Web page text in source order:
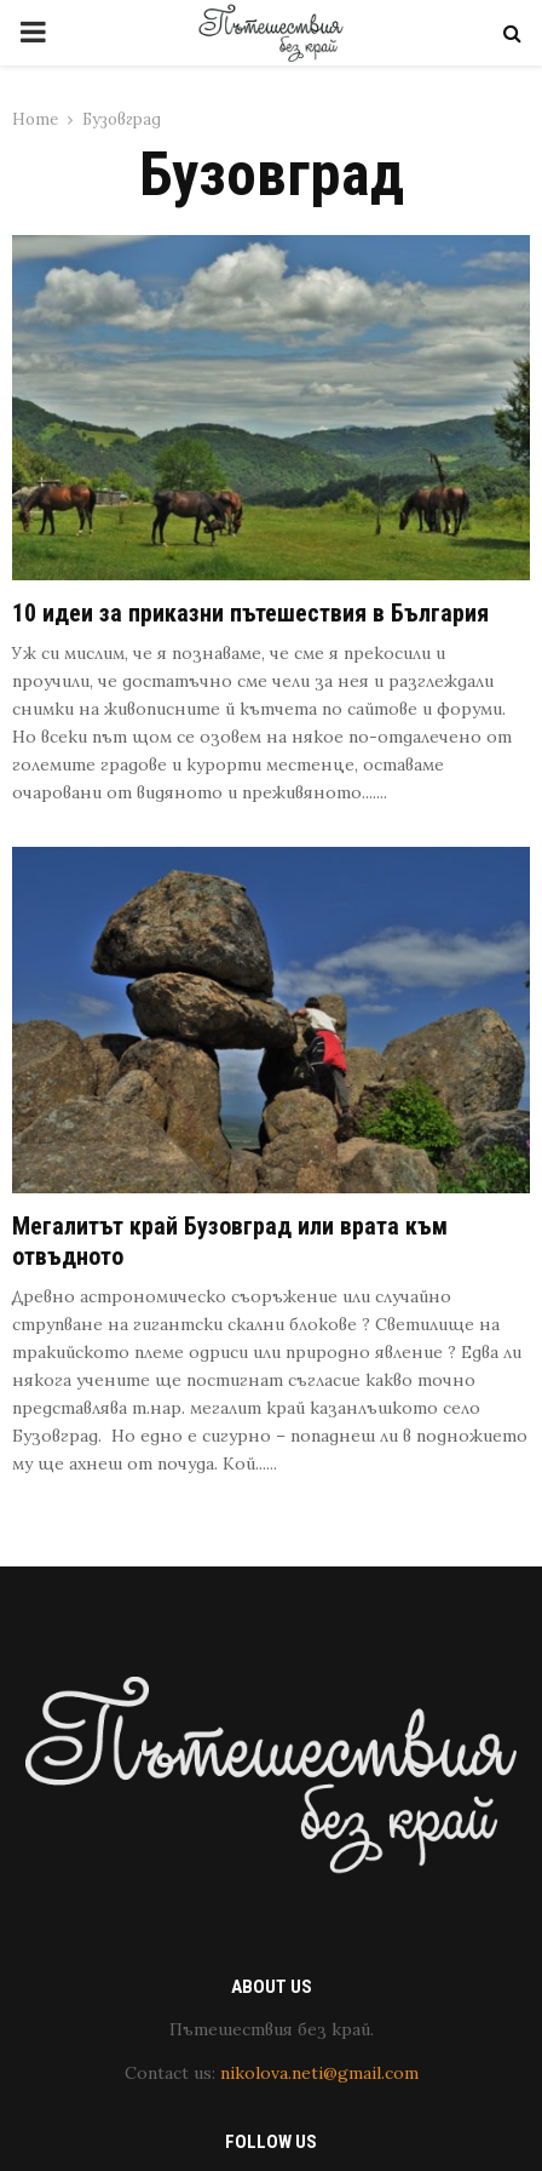
PRIMARY
Home Бузовград
Бузовград
10 идеи за приказни пътешествия в България
Уж си мислим, че я познаваме, че сме я прекосили и
проучили, че достатъчно сме чели за нея и разглеждали
снимки на живописните й кътчета по сайтове и форуми.
Но всеки път щом се озовем на някое по-отдалечено от
големите градове и курорти местенце, оставаме
очаровани от видяното и преживяното.......
Мегалитът край Бузовград или врата към
отвъдното
Древно астрономическо съоръжение или случайно
струпване на гигантски скални блокове ? Светилище на
тракийското племе одриси или природно явление ? Едва ли
някога учените ще постигнат съгласие какво точно
представлява т.нар. мегалит край казанлъшкото село
Бузовград. Но едно е сигурно – попаднеш ли в подножието
му ще ахнеш от почуда. Кой......
ABOUT US
Пътешествия без край.
Contact us: nikolova.neti@gmail.com
FOLLOW US